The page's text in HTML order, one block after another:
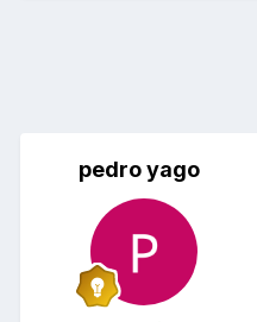
pedro yago